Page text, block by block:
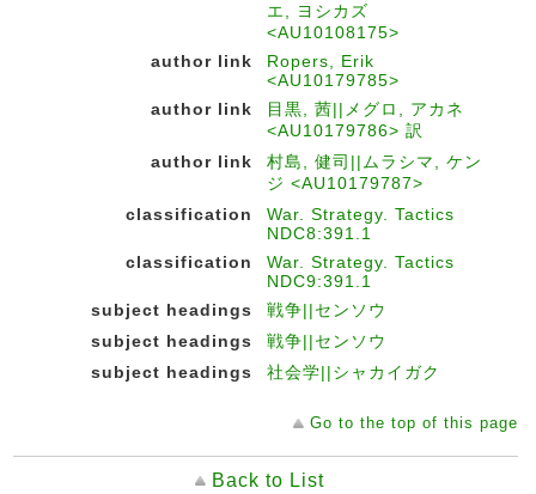
エ, ヨシカズ
<AU10108175>
author link
Ropers, Erik
<AU10179785>
author link
目黒, 茜||メグロ, アカネ
<AU10179786> 訳
author link
村島, 健司||ムラシマ, ケン
ジ <AU10179787>
classification
War. Strategy. Tactics
NDC8:391.1
classification
War. Strategy. Tactics
NDC9:391.1
subject headings
戦争||センソウ
subject headings
戦争||センソウ
subject headings
社会学||シャカイガク
Go to the top of this page
Back to List